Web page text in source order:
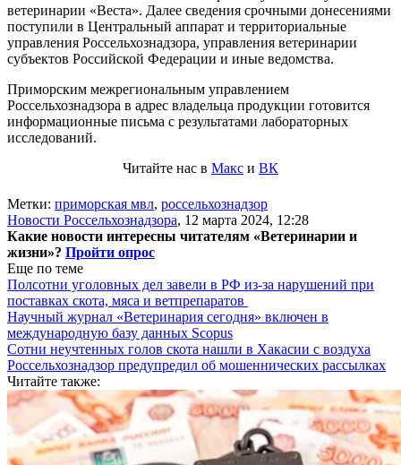
ветеринарии «Веста». Далее сведения срочными донесениями
поступили в Центральный аппарат и территориальные
управления Россельхознадзора, управления ветеринарии
субъектов Российской Федерации и иные ведомства.
Приморским межрегиональным управлением
Россельхознадзора в адрес владельца продукции готовится
информационные письма с результатами лабораторных
исследований.
Читайте нас в Макс и ВК
Метки: приморская мвл, россельхознадзор
Новости Россельхознадзора, 12 марта 2024, 12:28
Какие новости интересны читателям «Ветеринарии и
жизни»? Пройти опрос
Еще по теме
Полсотни уголовных дел завели в РФ из-за нарушений при
поставках скота, мяса и ветпрепаратов
Научный журнал «Ветеринария сегодня» включен в
международную базу данных Scopus
Сотни неучтенных голов скота нашли в Хакасии с воздуха
Россельхознадзор предупредил об мошеннических рассылках
Читайте также: